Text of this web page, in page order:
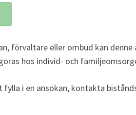
förvaltare eller ombud kan
hos individ- och
i en ansökan, kontakta